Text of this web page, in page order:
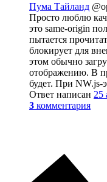
Пума Тайланд
Просто люблю
это same-origin
пытается
блокирует для
этом обычно
отображению. В
будет. При NW.js-
Ответ написан 25
3 комментария